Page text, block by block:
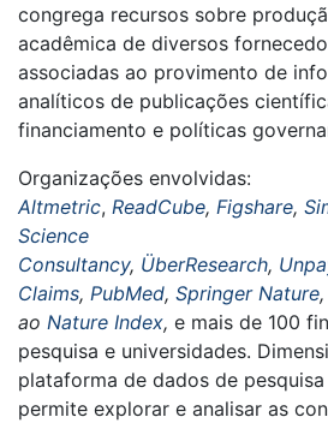
congrega recursos sobre
acadêmica de diversos
associadas ao provimento de
analíticos de publicações
financiamento e políticas
Organizações envolvidas:
Altmetric, ReadCube, Figshare,
Science
Consultancy, ÜberResearch,
Claims, PubMed, Springer Nature
ao Nature Index, e mais de 100
pesquisa e universidades.
plataforma de dados de
permite explorar e analisar as